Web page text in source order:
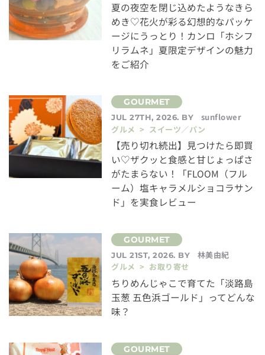
夏の夜空を閉じ込めたようなきら
めき♡花火が彩る幻想的なパッケ
ージにうっとり！カンロ「ホシフ
リラムネ」夏限定デザインの魅力
をご紹介
JUL 27TH, 2026. BY
sunflower
グルメ > スイーツ／パン
【売り切れ続出】見つけたら即買
い♡ザクッと食感と甘じょっぱさ
がたまらない！「FLOOM（フル
ーム）塩キャラメルショコラサン
ド」を実食レビュー
JUL 21ST, 2026. BY
林美由紀
グルメ > お取り寄せ
ちりめんじゃこで育てた「淡路島
玉葱 五色浜ゴールド」ってどんな
味？